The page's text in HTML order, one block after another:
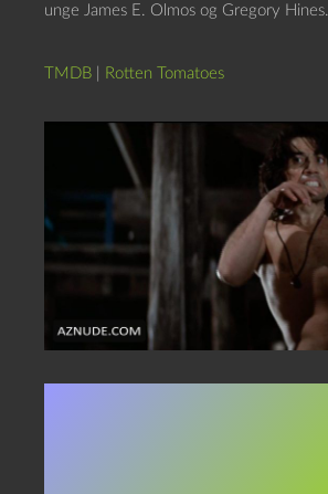
unge James E. Olmos og Gregory Hines.
TMDB Rotten Tomatoes